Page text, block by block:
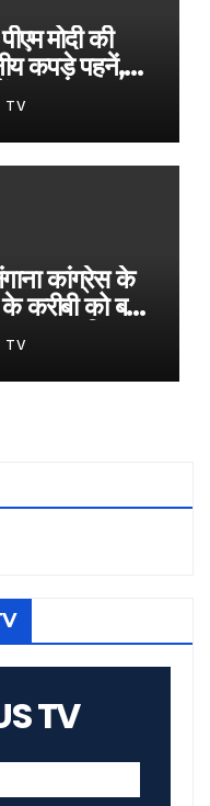
मोदी की
कपड़े पहनें,
August
TV
कांग्रेस के
करीबी को बड़ी
सृजन अभियान
TV
TV